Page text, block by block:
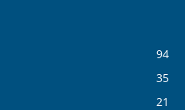
94
35
21